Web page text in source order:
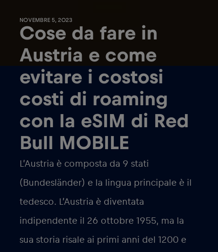
NOVEMBRE 5, 2023
Cose da fare in
Austria e come
evitare i costosi
costi di roaming
con la eSIM di Red
Bull MOBILE
L’Austria è composta da 9 stati
(Bundesländer) e la lingua principale è il
tedesco. L’Austria è diventata
indipendente il 26 ottobre 1955, ma la
sua storia risale ai primi anni del 1200 e